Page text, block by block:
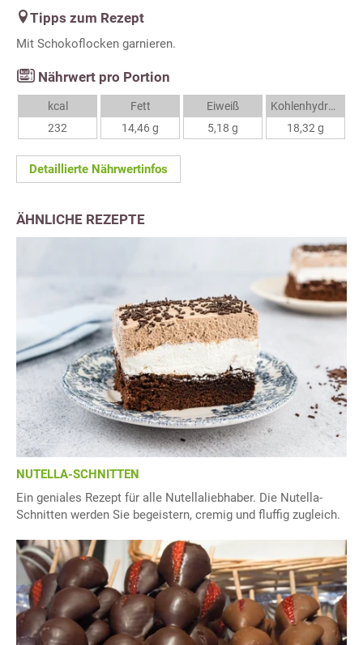
Tipps zum Rezept
Mit Schokoflocken garnieren.
Nährwert pro Portion
kcal
232
Fett
14,46 g
Eiweiß
5,18 g
Kohlenhydrate
18,32 g
Detaillierte Nährwertinfos
ÄHNLICHE REZEPTE
NUTELLA-SCHNITTEN
Ein geniales Rezept für alle Nutellaliebhaber. Die Nutella-
Schnitten werden Sie begeistern, cremig und fluffig zugleich.